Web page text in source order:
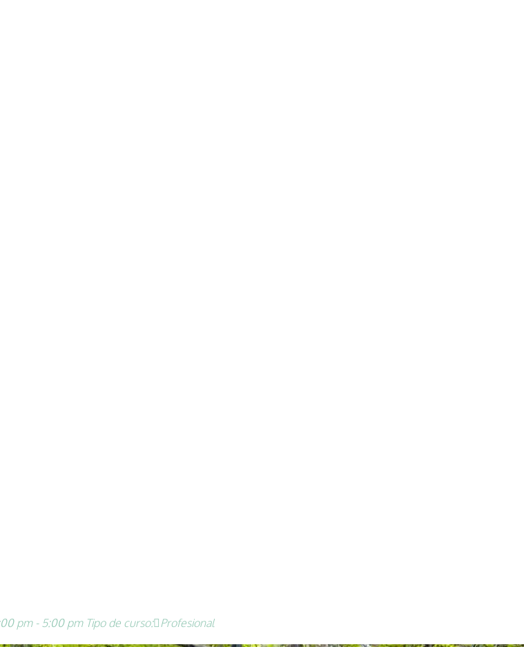
pm - 5:00 pm Tipo de curso: Profesional